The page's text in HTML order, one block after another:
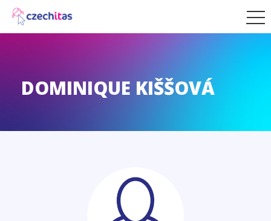
DOMINIQUE KIŠŠOVÁ